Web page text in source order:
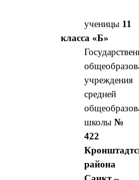
ученицы 11
класса «Б»
учреждения
средней
школы№
422
района